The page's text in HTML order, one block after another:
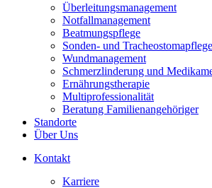
Überleitungsmanagement
Notfallmanagement
Beatmungspflege
Sonden- und Tracheostomapflege
Wundmanagement
Schmerzlinderung und
Ernährungstherapie
Multiprofessionalität
Beratung Familienangehöriger
Standorte
Über Uns
Kontakt
Karriere